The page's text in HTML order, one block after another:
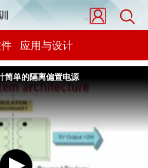
应用与设计
简单的隔离偏置电源